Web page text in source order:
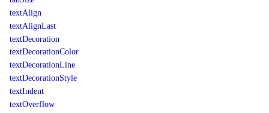
textAlign
textAlignLast
textDecoration
textDecorationColor
textDecorationLine
textDecorationStyle
textIndent
textOverflow